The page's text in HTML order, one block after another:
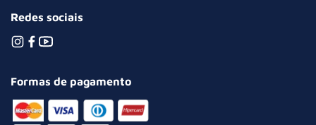
Redes sociais
Formas de pagamento